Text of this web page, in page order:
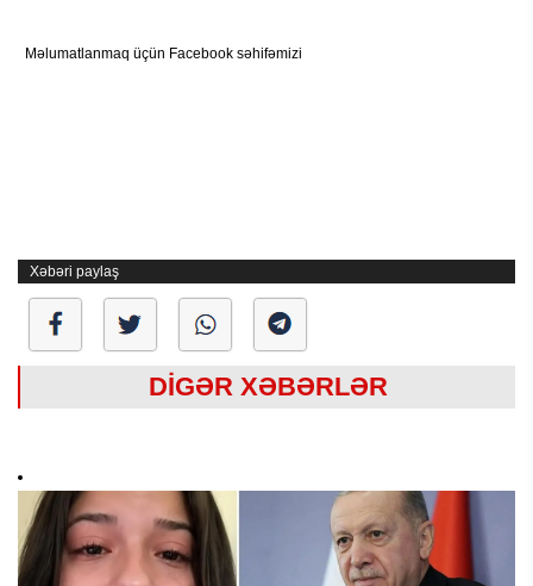
Məlumatlanmaq üçün Facebook səhifəmizi
Xəbəri paylaş
DİGƏR XƏBƏRLƏR